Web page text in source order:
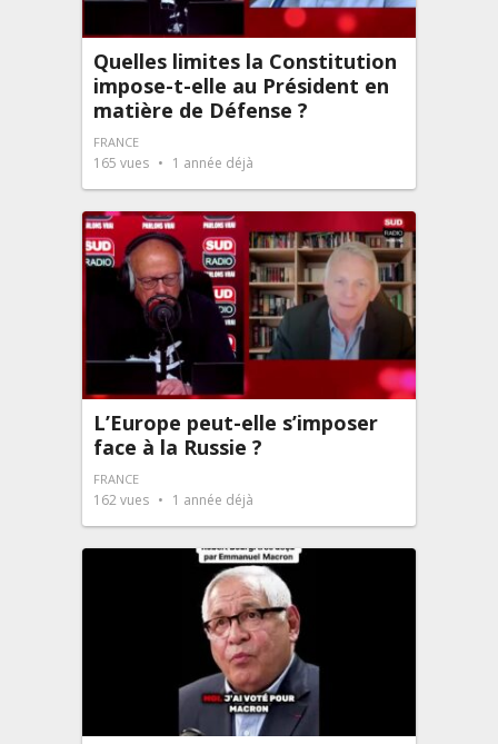
Quelles limites la Constitution
impose-t-elle au Président en
matière de Défense ?
FRANCE
165 vues 1 année déjà
L’Europe peut-elle s’imposer
face à la Russie ?
FRANCE
162vues 1 année déjà